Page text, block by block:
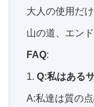
大人の使用だ
山の道、エン
FAQ:
1. Q:私はある
A:私達は質の